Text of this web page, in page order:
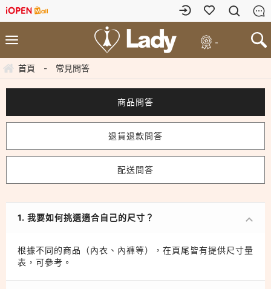
-
首頁 - 常見問答
商品問答
退貨退款問答
配送問答
1. 我要如何挑選適合自己的尺寸？
根據不同的商品（內衣、內褲等），在頁尾皆有提供尺寸量
表，可參考。